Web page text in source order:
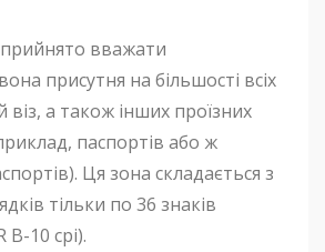
вважати
присутня на більшості всіх
віз, а також інших проїзних
паспортів або ж
Ця зона складається з
тільки по 36 знаків
B-10 cpi).